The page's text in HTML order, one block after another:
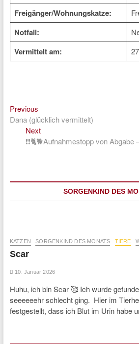
Freigänger/Wohnungskatze:
Notfall:
Vermittelt am:
Beitragsnavigation
PreviousPrevious
post:
Dana (glücklich vermittelt)
NextNext
post:
❗❗🐈🐕Aufnahmestopp von Abgabe
SORGENKIND DES
KATZEN SORGENKIND DES MONATS TIERE
Scar
10. Januar 2026
Huhu, ich bin Scar 🥰 Ich wurde
seeeeeehr schlecht ging. Hier im
festgestellt, dass ich Blut im Urin habe